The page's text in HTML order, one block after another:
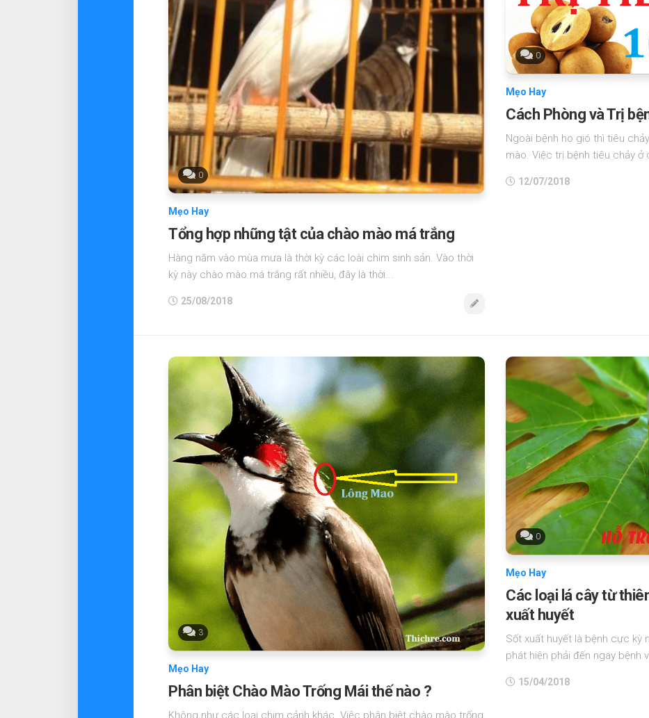
0
Mẹo Hay
Tổng hợp những tật của chào mào má trắng
Hàng năm vào mùa mưa là thời kỳ các loài chim sinh sản. Vào thời
kỳ này chào mào má trắng rất nhiều, đây là thời...
25/08/2018
0
Mẹo Hay
Cách Phòng và Trị
Ngoài bệnh ho gió thì tiêu
mào. Việc trị bệnh tiêu chảy ở
12/07/2018
3
Mẹo Hay
Phân biệt Chào Mào Trống Mái thế nào ?
Không như các loại chim cảnh khác. Việc phân biệt chào mào trống
0
Mẹo Hay
Các loại lá cây từ
xuất huyết
Sốt xuất huyết là bệnh cực kỳ
phát hiện phải đến ngay bệnh
15/04/2018